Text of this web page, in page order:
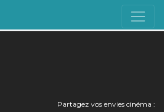
Partagez vos envies cinéma :